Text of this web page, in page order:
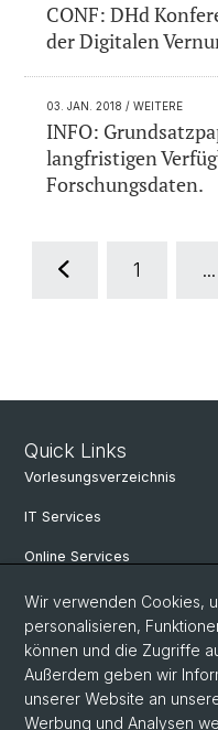
CONF: DHd
der Digitalen
03. JAN. 2018 / WEITERE
INFO:
langfristigen
Forschungsdaten.
1 ...
Quick Links
Vorlesungsverzeichnis
IT Services
Online Services
Personensuche
PhD Programm
Dokumente & Links
News & Events
Wir verwenden Cookies,
personalisieren,
können und die Zugriffe
Außerdem geben wir
unserer Website an
Werbung und Analysen